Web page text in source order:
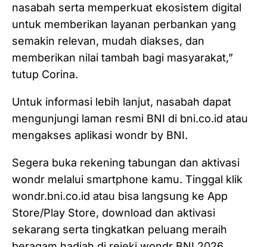
nasabah serta memperkuat ekosistem digital
untuk memberikan layanan perbankan yang
semakin relevan, mudah diakses, dan
memberikan nilai tambah bagi masyarakat,”
tutup Corina.
Untuk informasi lebih lanjut, nasabah dapat
mengunjungi laman resmi BNI di bni.co.id atau
mengakses aplikasi wondr by BNI.
Segera buka rekening tabungan dan aktivasi
wondr melalui smartphone kamu. Tinggal klik
wondr.bni.co.id atau bisa langsung ke App
Store/Play Store, download dan aktivasi
sekarang serta tingkatkan peluang meraih